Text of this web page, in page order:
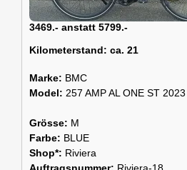
3469.- anstatt 5799.-
Kilometerstand: ca. 21
Marke: BMC
Model: 257 AMP AL ONE ST 2023
Grösse: M
Farbe: BLUE
Shop*: Riviera
Auftragsnummer: Riviera-18